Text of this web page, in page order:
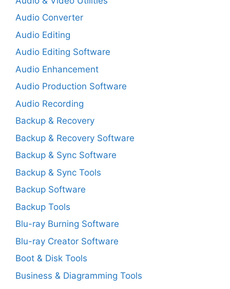
Audio Converter
Audio Editing
Audio Editing Software
Audio Enhancement
Audio Production Software
Audio Recording
Backup & Recovery
Backup & Recovery Software
Backup & Sync Software
Backup & Sync Tools
Backup Software
Backup Tools
Blu-ray Burning Software
Blu-ray Creator Software
Boot & Disk Tools
Business & Diagramming Tools